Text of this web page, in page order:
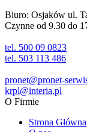
Biuro: Osjaków ul.
Czynne od 9.30 do
tel. 500 09 0823
tel. 503 113 486
pronet@pronet-
krpl@interia.pl
O Firmie
Strona Główna